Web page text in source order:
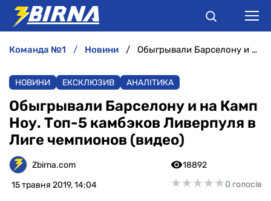
АНАЛІТИКА
ІНТЕРВ'Ю
РІЗНЕ
БУКМЕКЕРИ
команда №1 новини Обыгрывали Барселону и на Камп Ноу. Топ-5 камбэков Ливерпуля в Лиге чемпионов (видео)
НОВИНИ ЕКСКЛЮЗИВ АНАЛІТИКА
Обыгрывали Барселону и на Камп
Ноу. Топ-5 камбэков Ливерпуля в
Лиге чемпионов (видео)
Zbirna.com
15 травня 2019, 14:04
18892
★★★★★
★★★★★0 голосів